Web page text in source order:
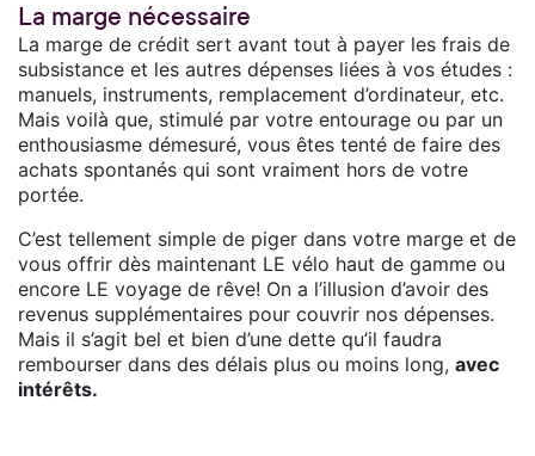
La marge nécessaire
La marge de crédit sert avant tout à payer les frais de
subsistance et les autres dépenses liées à vos études :
manuels, instruments, remplacement d’ordinateur, etc.
Mais voilà que, stimulé par votre entourage ou par un
enthousiasme démesuré, vous êtes tenté de faire des
achats spontanés qui sont vraiment hors de votre
portée.
C’est tellement simple de piger dans votre marge et de
vous offrir dès maintenant LE vélo haut de gamme ou
encore LE voyage de rêve! On a l’illusion d’avoir des
revenus supplémentaires pour couvrir nos dépenses.
Mais il s’agit bel et bien d’une dette qu’il faudra
rembourser dans des délais plus ou moins long, avec
intérêts.